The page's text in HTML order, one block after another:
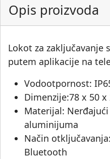
Opis proizvoda
Lokot za zaključavanje
putem aplikacije na
Vodootpornost:
Dimenzije:78 x 50 x
Materijal:
aluminijuma
Način
Bluetooth